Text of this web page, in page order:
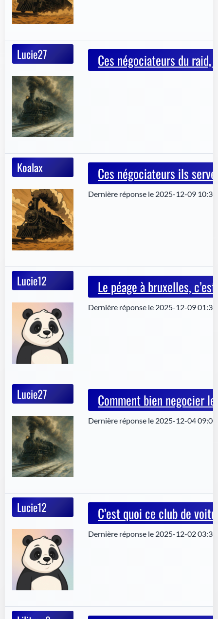
Lucie27 Ces négociateurs du
Koalax Ces négociateurs ils
Dernière réponse le 2025-12-09
Lucie12 Le péage à bruxelles,
Dernière réponse le 2025-12-09
Lucie27 Comment bien negocier
Dernière réponse le 2025-12-04
Lucie12 C’est quoi ce club de
Dernière réponse le 2025-12-02